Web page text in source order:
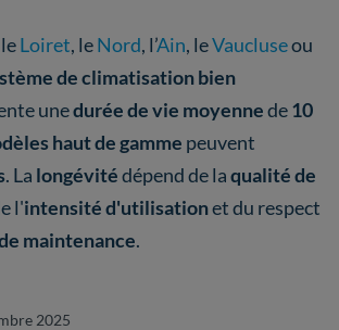
Loiret, leNord, l’Ain, leVaucluseou
de climatisation bien
unedurée de vie moyennede10
haut de gamme peuvent
. La longévitédépend de laqualité de
l'intensité d'utilisationet du respect
maintenance.
2025